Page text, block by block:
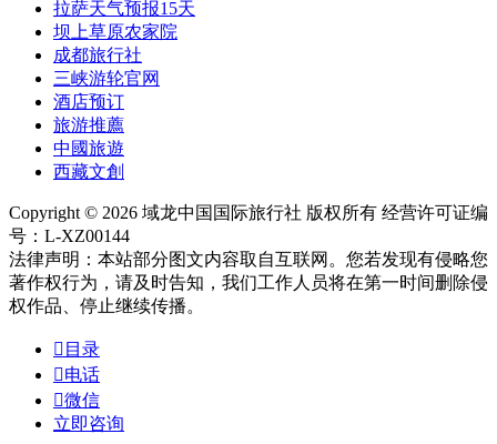
拉萨天气预报15天
坝上草原农家院
成都旅行社
三峡游轮官网
酒店预订
旅游推薦
中國旅遊
西藏文創
Copyright © 2026 域龙中国国际旅行社 版权所有 经营许可证编
号：L-XZ00144
法律声明：本站部分图文内容取自互联网。您若发现有侵略您
著作权行为，请及时告知，我们工作人员将在第一时间删除侵
权作品、停止继续传播。
 目录
电话
微信
立即咨询